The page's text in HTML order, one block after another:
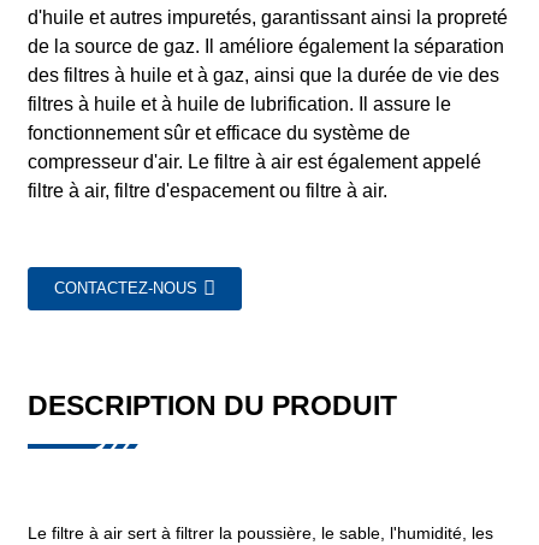
d'huile et autres impuretés, garantissant ainsi la propreté
de la source de gaz. Il améliore également la séparation
des filtres à huile et à gaz, ainsi que la durée de vie des
filtres à huile et à huile de lubrification. Il assure le
fonctionnement sûr et efficace du système de
compresseur d'air. Le filtre à air est également appelé
filtre à air, filtre d'espacement ou filtre à air.
CONTACTEZ-NOUS
DESCRIPTION DU PRODUIT
Le filtre à air sert à filtrer la poussière, le sable, l'humidité, les